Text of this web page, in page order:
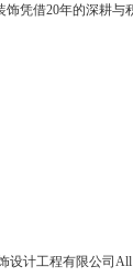
凭借20年的深耕与积
计工程有限公司All